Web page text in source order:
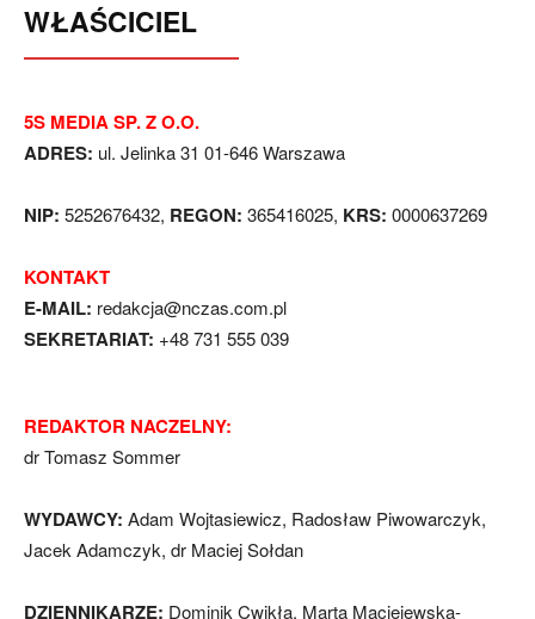
WŁAŚCICIEL
5S MEDIA SP. Z O.O.
ADRES: ul. Jelinka 31 01-646 Warszawa
NIP: 5252676432, REGON: 365416025, KRS: 0000637269
KONTAKT
E-MAIL: redakcja@nczas.com.pl
SEKRETARIAT: +48 731 555 039
REDAKTOR NACZELNY:
dr Tomasz Sommer
WYDAWCY: Adam Wojtasiewicz, Radosław Piwowarczyk,
Jacek Adamczyk, dr Maciej Sołdan
DZIENNIKARZE: Dominik Cwikła, Marta Maciejewska-